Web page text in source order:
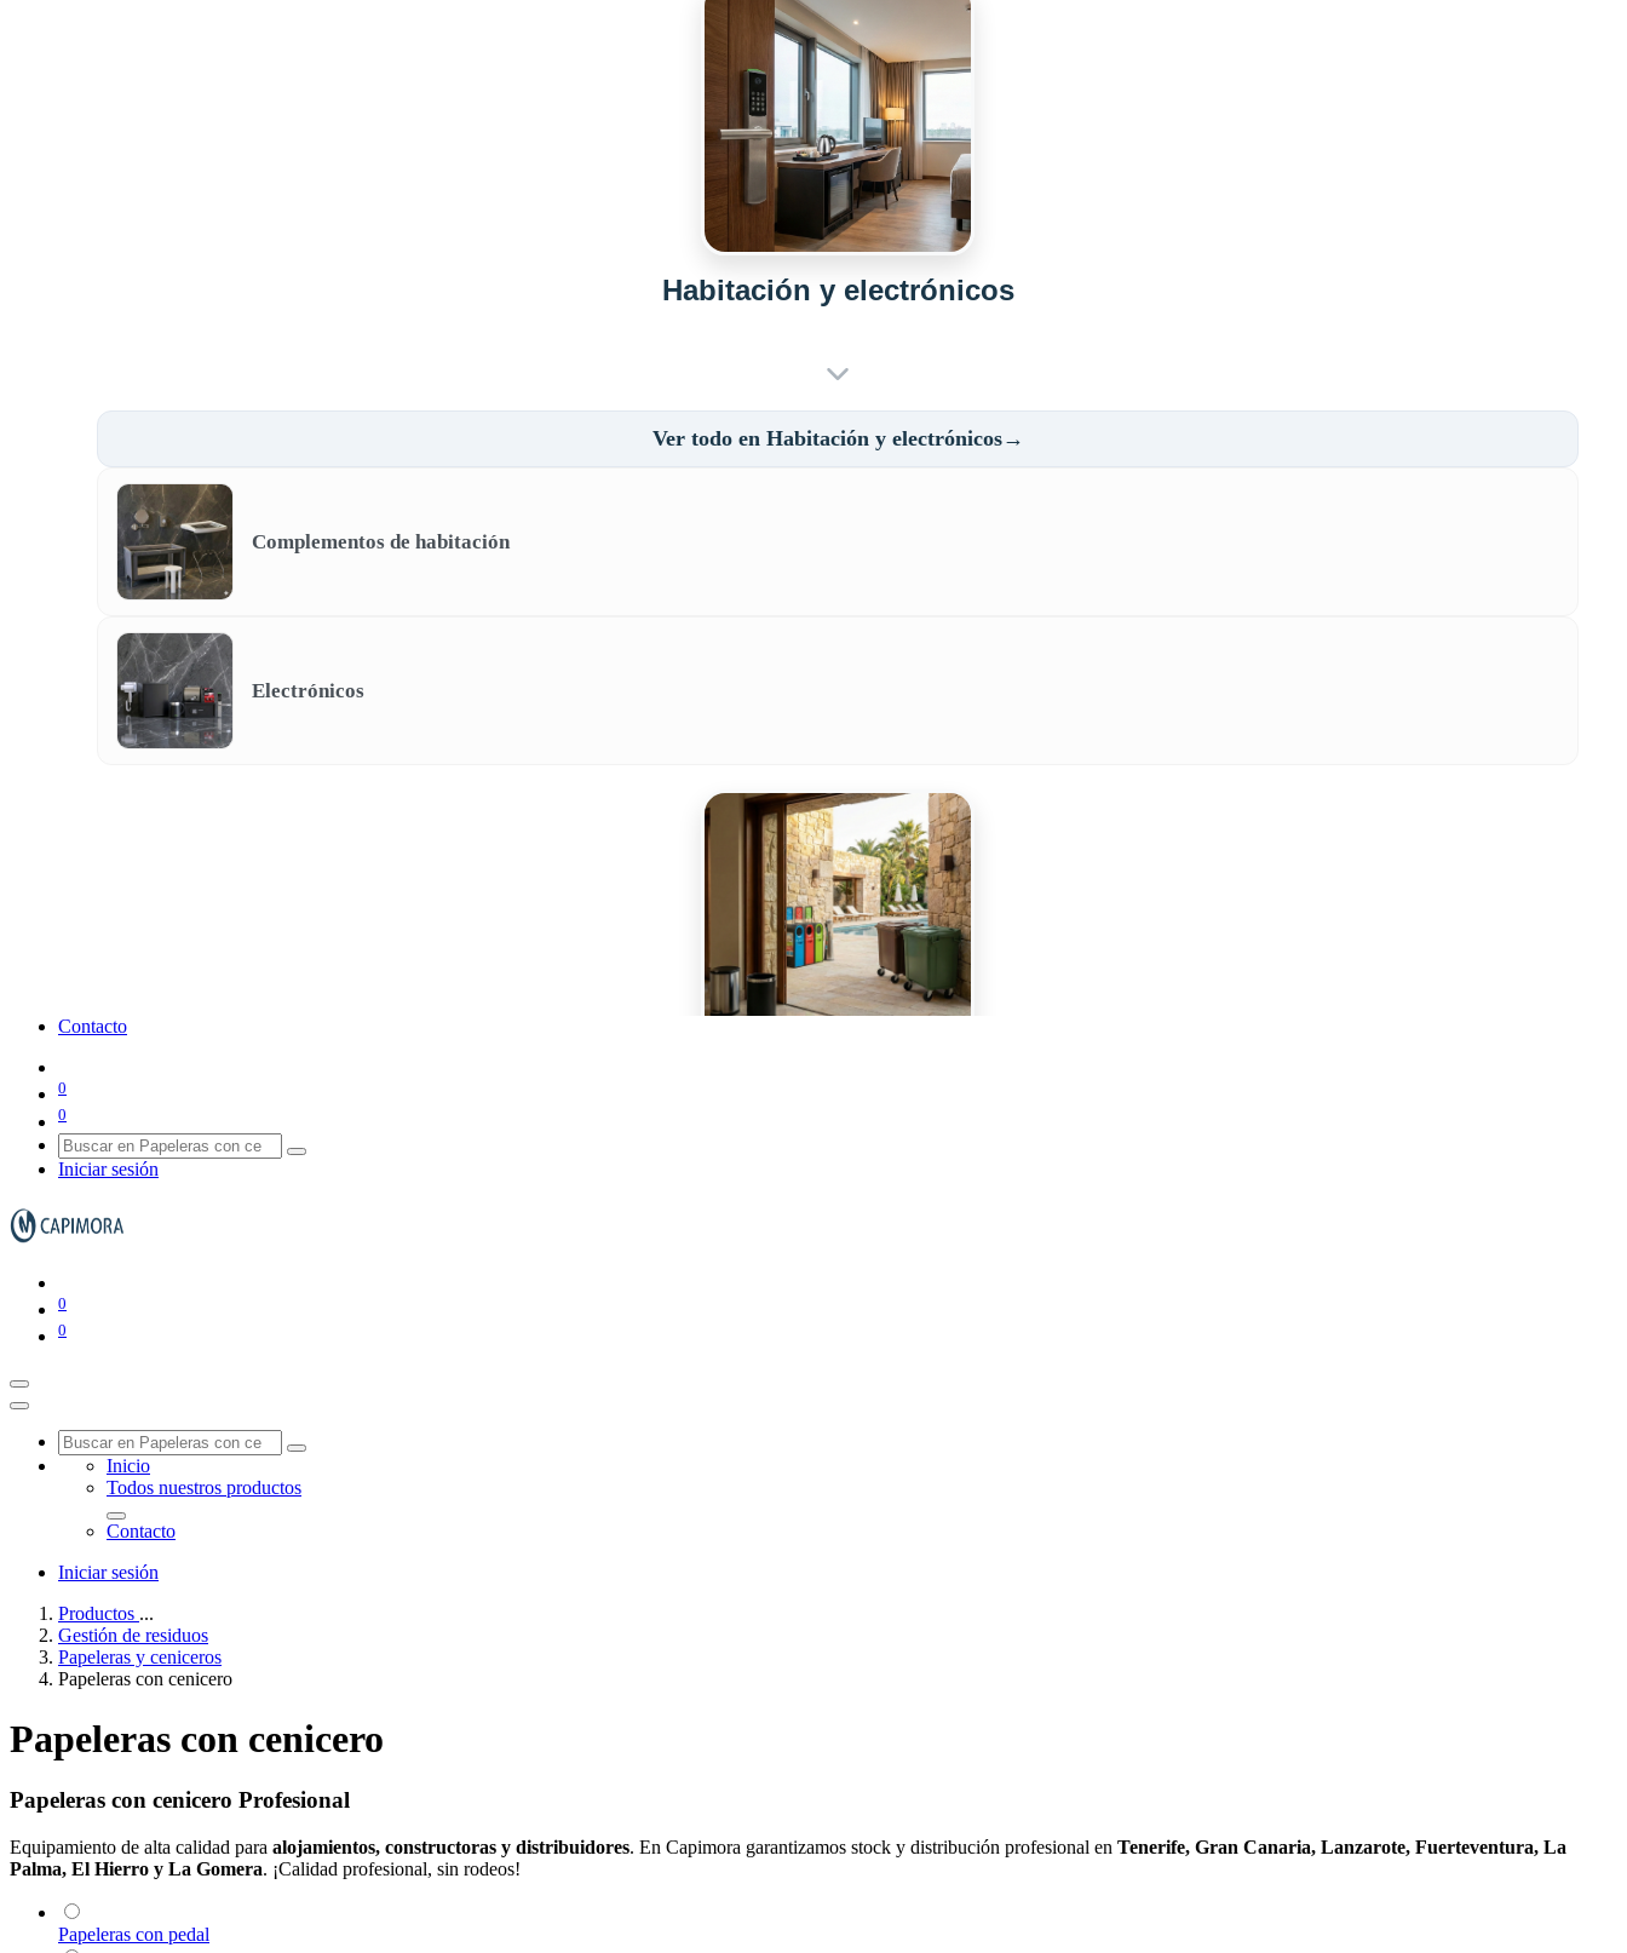
Habitación y electrónicos
Ver todo en Habitación y electrónicos→
Complementos de habitación
Electrónicos
Contenedores de basura
Contacto
0
0
Iniciar sesión
0
0
Inicio
Todos nuestros productos
Contacto
Iniciar sesión
Productos ...
Gestión de residuos
Papeleras y ceniceros
Papeleras con cenicero
Papeleras con cenicero
Papeleras con cenicero Profesional
Equipamiento de alta calidad para alojamientos, constructoras y distribuidores. En Capimora garantizamos stock y distribución profesional en Tenerife, Gran Canaria, Lanzarote, Fuerteventura, La
Palma, El Hierro y La Gomera. ¡Calidad profesional, sin rodeos!
Papeleras con pedal